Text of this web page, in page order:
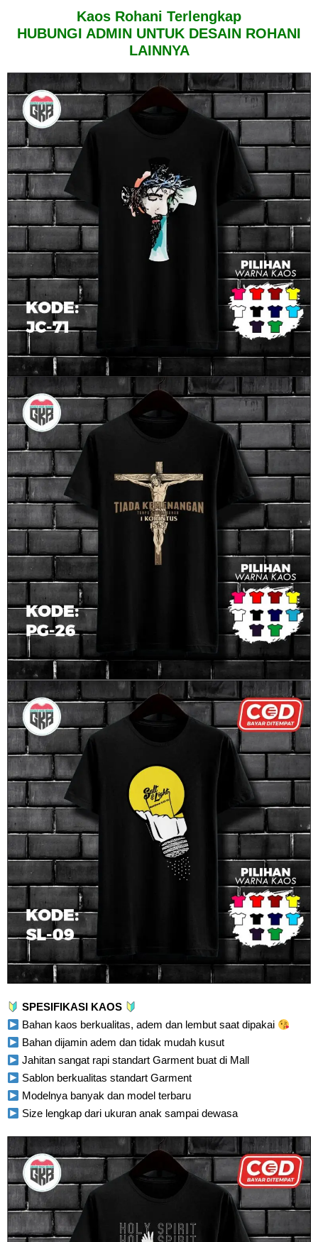
Kaos Rohani Terlengkap
HUBUNGI ADMIN UNTUK DESAIN ROHANI
LAINNYA
SPESIFIKASI KAOS
Bahan kaos berkualitas, adem dan lembut saat dipakai
Bahan dijamin adem dan tidak mudah kusut
Jahitan sangat rapi standart Garment buat di Mall
Sablon berkualitas standart Garment
Modelnya banyak dan model terbaru
Size lengkap dari ukuran anak sampai dewasa